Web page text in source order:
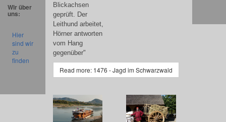
Blickachsen
geprüft. Der
Leithund arbeitet,
Hörner antworten
vom Hang
gegenüber"
Read more: 1476 - Jagd im Schwarzwald
Wir über
uns:
Hier
sind wir
zu
finden